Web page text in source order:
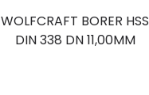
WOLFCRAFT BORER HSS
DIN 338 DN 11,00MM